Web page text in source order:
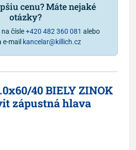
cenu? Máte nejaké
otázky?
čísle+420 482 360 081 alebo
e-mail kancelar@killich.cz
40 BIELY ZINOK
zápustná hlava